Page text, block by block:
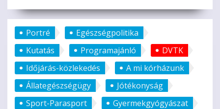
Portré
Egészségpolitika
Kutatás
Programajánló
DVTK
Időjárás-közlekedés
A mi kórházunk
Állategészségügy
Jótékonyság
Sport-Parasport
Gyermekgyógyászat